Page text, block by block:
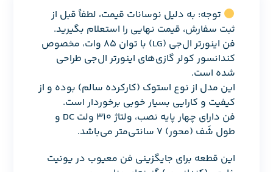
توجه: به دلیل نوسانات قیمت، لطفاً قبل از
ثبت سفارش، قیمت نهایی را استعلام بگیرید.
فن اینورتر ال‌جی (LG) با توان ۸۵ وات، مخصوص
کندانسور کولر گازی‌های اینورتر ال‌جی طراحی
شده است.
این مدل از نوع استوک (کارکرده سالم) بوده و از
کیفیت و کارایی بسیار خوبی برخوردار است.
فن دارای چهار پایه نصب، ولتاژ ۳۱۰ ولت DC و
طول شَف (محور) ۷ سانتی‌متر می‌باشد.
این قطعه برای جایگزینی فن معیوب در یونیت